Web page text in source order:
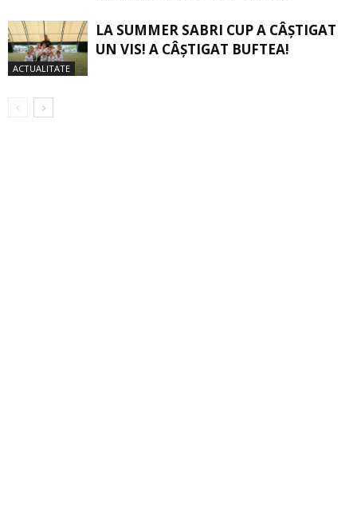
ACTUALITATE
LA SUMMER SABRI CUP A CÂȘTIGAT
UN VIS! A CÂȘTIGAT BUFTEA!